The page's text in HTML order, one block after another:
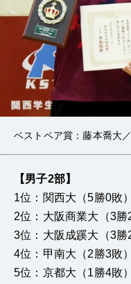
ベストペア賞：藤本喬大
【男子2部】
1位：関西大（5勝0敗）
2位：大阪商業大（3勝
3位：大阪成蹊大（3勝
4位：甲南大（2勝3敗）
5位：京都大（1勝4敗）